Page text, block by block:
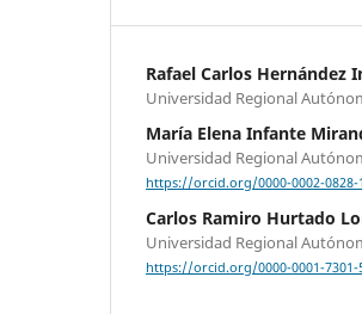
Rafael Carlos Hernández
Universidad Regional
María Elena Infante
Universidad Regional
https://orcid.org/0000-0002-0828-
Carlos Ramiro Hurtado
Universidad Regional
https://orcid.org/0000-0001-7301-